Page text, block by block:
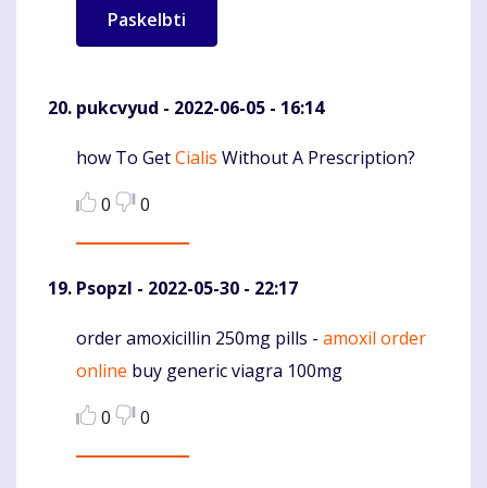
pukcvyud - 2022-06-05 - 16:14
Komentaras
how To GetCialis Without A Prescription?
0
0
Psopzl - 2022-05-30 - 22:17
Komentaras
order amoxicillin 250mg pills - amoxil order
online buy generic viagra 100mg
0
0